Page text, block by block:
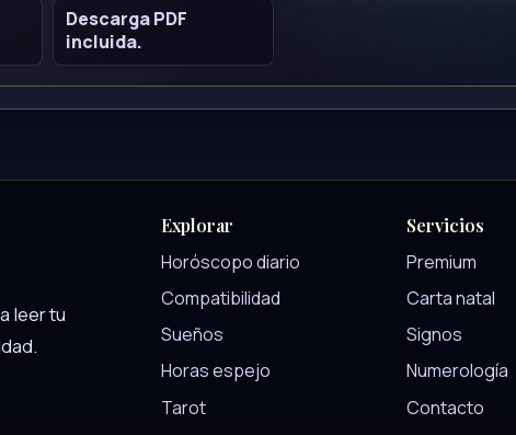
Descarga PDF
incluida.
leer tu
Explorar
Horóscopo diario
Compatibilidad
Sueños
Horas espejo
Tarot
Servicios
Premium
Carta natal
Signos
Numerología
Contacto